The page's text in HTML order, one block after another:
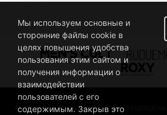
© 2019 BUSINESSMAN. ВСЕ ПРАВА ЗАЩИЩЕНЫ.
Мы используем основные и
сторонние файлы cookie в
целях повышения удобства
пользования этим сайтом и
получения информации о
взаимодействии
пользователей с его
содержимым. Закрыв это